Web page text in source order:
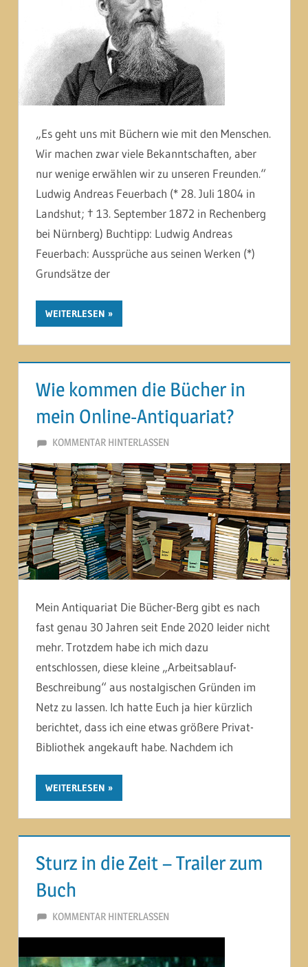
„Es geht uns mit Büchern wie mit den Menschen.
Wir machen zwar viele Bekanntschaften, aber
nur wenige erwählen wir zu unseren Freunden.“
Ludwig Andreas Feuerbach (* 28. Juli 1804 in
Landshut; † 13. September 1872 in Rechenberg
bei Nürnberg) Buchtipp: Ludwig Andreas
Feuerbach: Aussprüche aus seinen Werken (*)
Grundsätze der
WEITERLESEN
Wie kommen die Bücher in
mein Online-Antiquariat?
13. OKTOBER 2012
MARTINA BERG
KOMMENTAR HINTERLASSEN
Mein Antiquariat Die Bücher-Berg gibt es nach
fast genau 30 Jahren seit Ende 2020 leider nicht
mehr. Trotzdem habe ich mich dazu
entschlossen, diese kleine „Arbeitsablauf-
Beschreibung“ aus nostalgischen Gründen im
Netz zu lassen. Ich hatte Euch ja hier kürzlich
berichtet, dass ich eine etwas größere Privat-
Bibliothek angekauft habe. Nachdem ich
WEITERLESEN
Sturz in die Zeit – Trailer zum
Buch
28. AUGUST 2012
MARTINA BERG
KOMMENTAR HINTERLASSEN